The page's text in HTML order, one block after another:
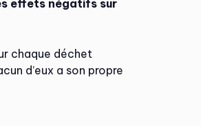
effets négatifs sur
chaque déchet
d’eux a son propre